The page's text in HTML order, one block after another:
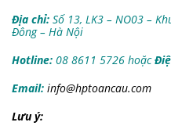
Địa chỉ: Số 13, LK3 – NO03 –
Đông – Hà Nội
Hotline: 08 8611 5726 hoặc
Email: info@hptoancau.com
Lưu ý: